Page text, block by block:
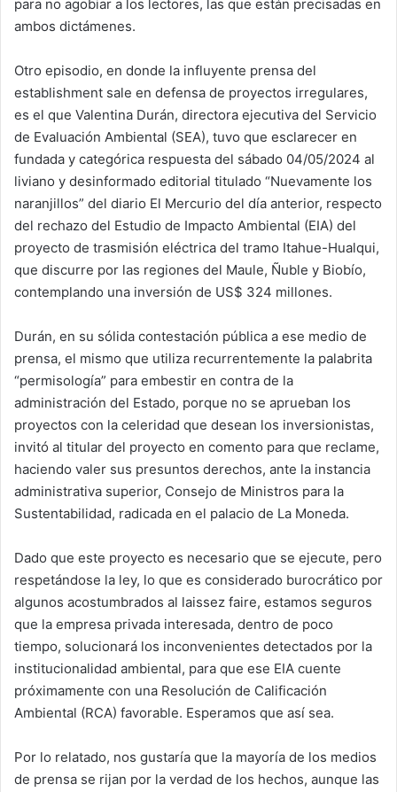
para no agobiar a los lectores, las que están precisadas en
ambos dictámenes.
Otro episodio, en donde la influyente prensa del
establishment sale en defensa de proyectos irregulares,
es el que Valentina Durán, directora ejecutiva del Servicio
de Evaluación Ambiental (SEA), tuvo que esclarecer en
fundada y categórica respuesta del sábado 04/05/2024 al
liviano y desinformado editorial titulado “Nuevamente los
naranjillos” del diario El Mercurio del día anterior, respecto
del rechazo del Estudio de Impacto Ambiental (EIA) del
proyecto de trasmisión eléctrica del tramo Itahue-Hualqui,
que discurre por las regiones del Maule, Ñuble y Biobío,
contemplando una inversión de US$ 324 millones.
Durán, en su sólida contestación pública a ese medio de
prensa, el mismo que utiliza recurrentemente la palabrita
“permisología” para embestir en contra de la
administración del Estado, porque no se aprueban los
proyectos con la celeridad que desean los inversionistas,
invitó al titular del proyecto en comento para que reclame,
haciendo valer sus presuntos derechos, ante la instancia
administrativa superior, Consejo de Ministros para la
Sustentabilidad, radicada en el palacio de La Moneda.
Dado que este proyecto es necesario que se ejecute, pero
respetándose la ley, lo que es considerado burocrático por
algunos acostumbrados al laissez faire, estamos seguros
que la empresa privada interesada, dentro de poco
tiempo, solucionará los inconvenientes detectados por la
institucionalidad ambiental, para que ese EIA cuente
próximamente con una Resolución de Calificación
Ambiental (RCA) favorable. Esperamos que así sea.
Por lo relatado, nos gustaría que la mayoría de los medios
de prensa se rijan por la verdad de los hechos, aunque las